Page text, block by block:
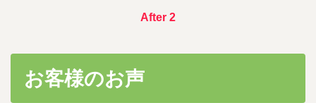
After 2
お客様のお声